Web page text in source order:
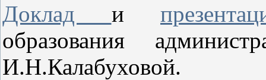
Доклад и
образования
И.Н.Калабуховой.